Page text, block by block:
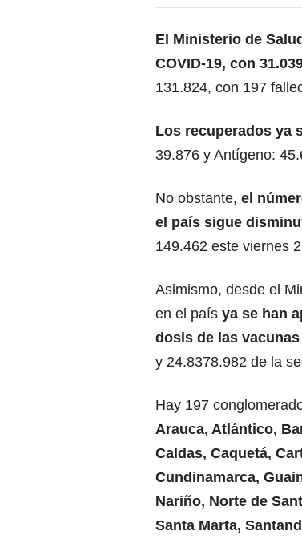
El Ministerio de
COVID-19, con
131.824, con 197
Los recuperados ya
39.876 y Antígeno:
No obstante, el
el país sigue
149.462 este viernes
Asimismo, desde el
en el país ya se han
dosis de las
y 24.8378.982 de la
Hay 197
Arauca, Atlántico,
Caldas, Caquetá,
Cundinamarca,
Nariño, Norte de
Santa Marta,